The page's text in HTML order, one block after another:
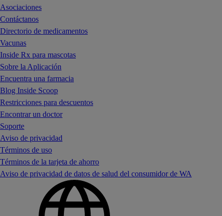
Asociaciones
Contáctanos
Directorio de medicamentos
Vacunas
Inside Rx para mascotas
Sobre la Aplicación
Encuentra una farmacia
Blog Inside Scoop
Restricciones para descuentos
Encontrar un doctor
Soporte
Aviso de privacidad
Términos de uso
Términos de la tarjeta de ahorro
Aviso de privacidad de datos de salud del consumidor de WA